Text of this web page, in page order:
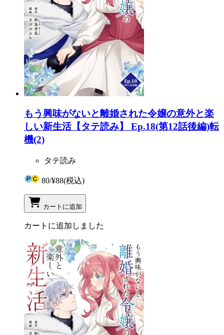
もう興味がないと離婚された令嬢の意外と楽
しい新生活【タテ読み】 Ep.18(第12話後編)転
機(2)
タテ読み
80/¥88(税込)
カートに追加
カートに追加しました